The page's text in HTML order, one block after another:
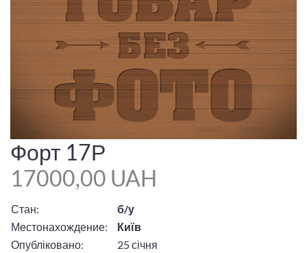
Форт 17Р
17000,00 UAH
Стан:
б/у
Местонахождение:
Київ
Опубліковано:
25 січня